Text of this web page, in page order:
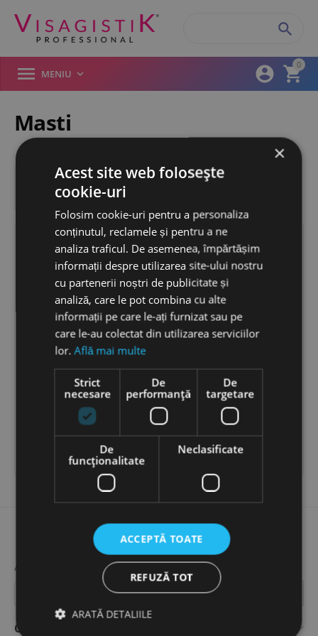
0



 MENIU 
Masti
Filtre
Cross Core Mask 10 buc
[Contactati-ne pentru
Masca de protectie din
material plastic
ADAUGĂ ÎN COȘ
ABONEAZA-TE LA NEWSLETTERUL NOSTRU!
Contul meu
×
Acest site web folosește
cookie-uri
Folosim cookie-uri pentru a personaliza
conținutul, reclamele și pentru a ne
analiza traficul. De asemenea, împărtășim
informații despre utilizarea site-ului nostru
cu partenerii noștri de publicitate și
analiză, care le pot combina cu alte
informații pe care le-ați furnizat sau pe
care le-au colectat din utilizarea serviciilor
lor.Află mai multe
Strict
necesare
De
performanță
De
targetare
De
funcţionalitate
Neclasificate
ACCEPTĂ TOATE
REFUZĂ TOT
ARATĂ DETALIILE